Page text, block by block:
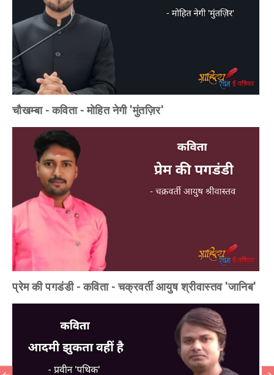
चौखम्बा - कविता - मोहित नेगी 'मुंतज़िर'
प्रेम की पगडंडी - कविता - चक्रवर्ती आयुष श्रीवास्तव 'जानिब'